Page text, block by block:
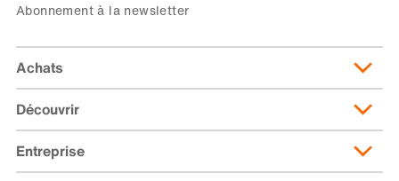
Abonnement à la newsletter
Achats
Livraison et frais de livraison
Abonnement de livraison
Moyens de paiement
Découvrir
Migusto
Entreprise